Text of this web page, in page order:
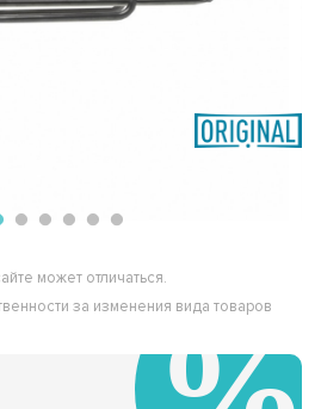
может отличаться.
за изменения вида товаров